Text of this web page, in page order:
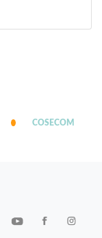
COSECOM